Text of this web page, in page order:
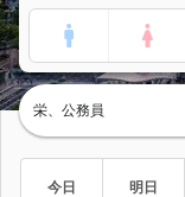
栄、公務員
今日 明日